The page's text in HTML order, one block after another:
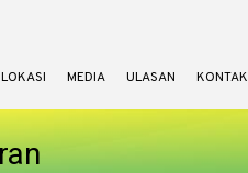
LOKASI MEDIA ULASAN KONTAK